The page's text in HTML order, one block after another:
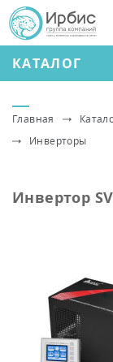
КАТАЛОГ
Главная
Инверторы
Инвертор